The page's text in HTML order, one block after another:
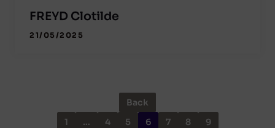
FREYD Clotilde
21/05/2025
Back
1
… 4 5 6 7 8
9